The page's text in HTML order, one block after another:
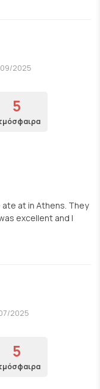
2025
5
at in Athens. They
excellent and I
2025
5